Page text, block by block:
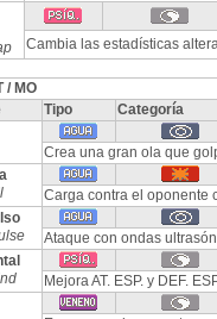
Cambia las estadísticas
/ MO
Tipo
Categoría
Crea una gran ola que
Carga contra el oponente
Ataque con ondas
Mejora AT. ESP. y DEF.